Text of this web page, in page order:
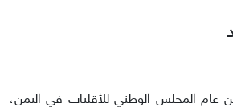
عام المجلس الوطني للأقليات في اليمن،